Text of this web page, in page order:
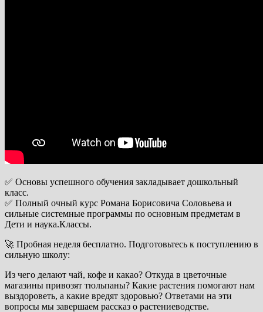
✅ Основы успешного обучения закладывает дошкольный
класс.
✅ Полный очный курс Романа Борисовича Соловьева и
сильные системные программы по основным предметам в
Дети и наука.Классы.
🚀 Пробная неделя бесплатно. Подготовьтесь к поступлению в
сильную школу:
Из чего делают чай, кофе и какао? Откуда в цветочные
магазины привозят тюльпаны? Какие растения помогают нам
выздороветь, а какие вредят здоровью? Ответами на эти
вопросы мы завершаем рассказ о растениеводстве.